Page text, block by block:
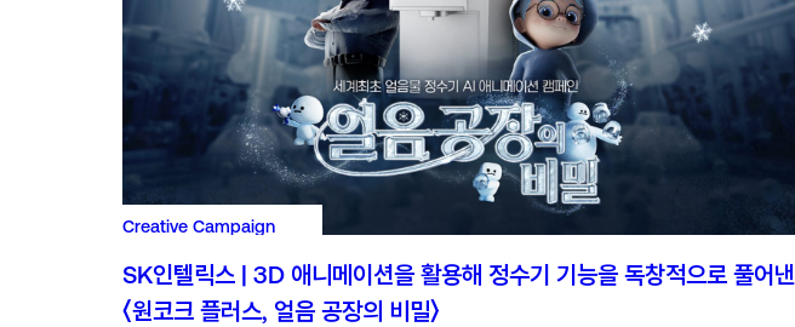
Creative Campaign
SK인텔릭스 | 3D 애니메이션을 활용해 정수기 기능을 독창적으로 풀어낸
〈원코크 플러스, 얼음 공장의 비밀〉